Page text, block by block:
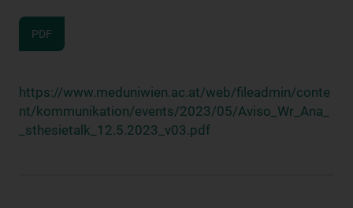
PDF
https://www.meduniwien.ac.at/web/fileadmin/conte
nt/kommunikation/events/2023/05/Aviso_Wr_Ana_
_sthesietalk_12.5.2023_v03.pdf